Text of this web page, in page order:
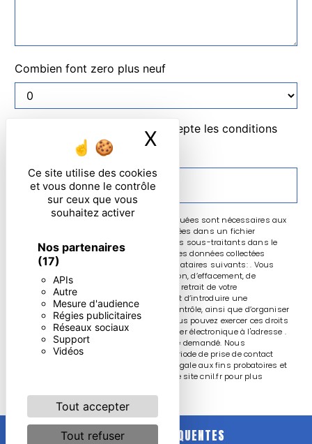
Ce site utilise des cookies
et vous donne le contrôle
sur ceux que vous
souhaitez activer
Nos partenaires
(17)
APIs
Autre
Mesure d'audience
Régies publicitaires
Réseaux sociaux
Support
Vidéos
Tout accepter
Tout refuser
X Masquer le
Combien font zero plus neuf
En cochant cette case, j'accepte les conditions
particulières ci-dessous **
ENVOYER
** Les données personnelles communiquées sont nécessaires aux
fins de vous contacter et sont enregistrées dans un fichier
informatisé. Elles sont destinées à et ses sous-traitants dans le
seul but de répondre à votre message. Les données collectées
seront communiquées aux seuls destinataires suivants: . Vous
disposez de droits d’accès, de rectification, d’effacement, de
portabilité, de limitation, d’opposition, de retrait de votre
consentement à tout moment et du droit d’introduire une
réclamation auprès d’une autorité de contrôle, ainsi que d’organiser
le sort de vos données post-mortem. Vous pouvez exercer ces droits
par voie postale à l'adresse ou par courrier électronique à l'adresse .
Un justificatif d'identité pourra vous être demandé. Nous
conservons vos données pendant la période de prise de contact
puis pendant la durée de prescription légale aux fins probatoires et
de gestion des contentieux. Consultez le site cnil.fr pour plus
RECHERCHES FRÉQUENTES